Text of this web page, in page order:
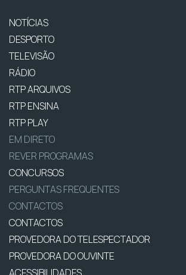
NOTÍCIAS
DESPORTO
TELEVISÃO
RÁDIO
RTP ARQUIVOS
RTP ENSINA
RTP PLAY
EM DIRETO
REVER PROGRAMAS
CONCURSOS
PERGUNTAS FREQUENTES
CONTACTOS
CONTACTOS
PROVEDORA DO TELESPECTADOR
PROVEDORA DO OUVINTE